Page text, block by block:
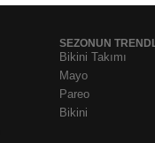
SEZONUN
Bikini Takımı
Mayo
Pareo
Bikini